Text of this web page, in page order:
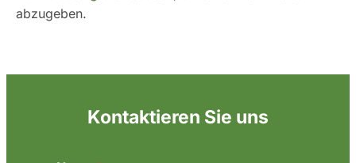
abzugeben.
Kontaktieren Sie uns